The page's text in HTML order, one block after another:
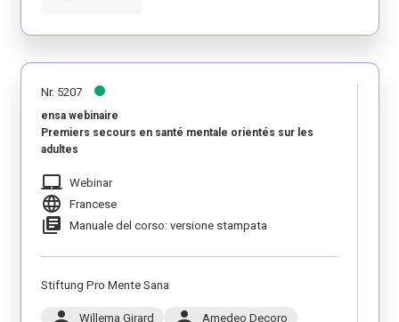
Nr. 5207
ensa webinaire
Premiers secours en santé mentale orientés sur les
adultes
laptop_mac Webinar
language Francese
library_books Manuale del corso: versione stampata
Stiftung Pro Mente Sana
Willema Girard Amedeo Decoro